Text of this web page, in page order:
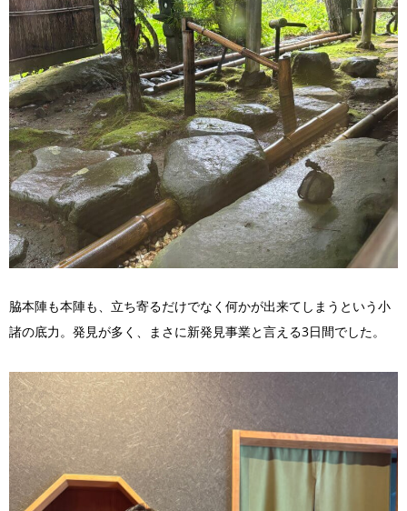
脇本陣も本陣も、立ち寄るだけでなく何かが出来てしまうという小
諸の底力。発見が多く、まさに新発見事業と言える3日間でした。